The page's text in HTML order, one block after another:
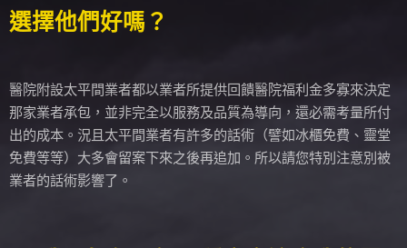
選擇他們好嗎？
醫院附設太平間業者都以業者所提供回饋醫院福利金多寡來決定
那家業者承包，並非完全以服務及品質為導向，還必需考量所付
出的成本。況且太平間業者有許多的話術（譬如冰櫃免費、靈堂
免費等等）大多會留案下來之後再追加。所以請您特別注意別被
業者的話術影響了。